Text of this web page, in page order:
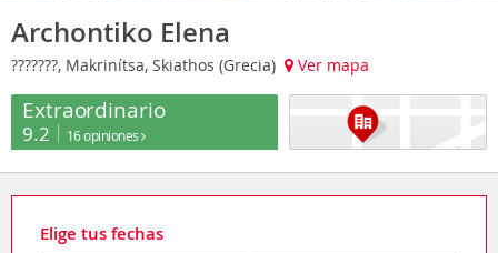
Archontiko Elena
???????, Makrinítsa, Skiathos (Grecia) Ver mapa
Extraordinario
9.2 16 opiniones
Elige tus fechas